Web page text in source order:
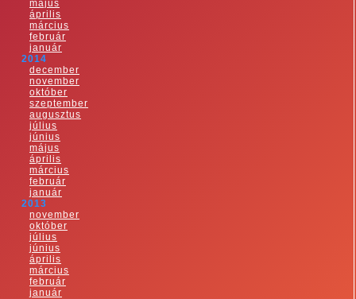
május
április
március
február
január
2014
december
november
október
szeptember
augusztus
július
június
május
április
március
február
január
2013
november
október
július
június
április
március
február
január